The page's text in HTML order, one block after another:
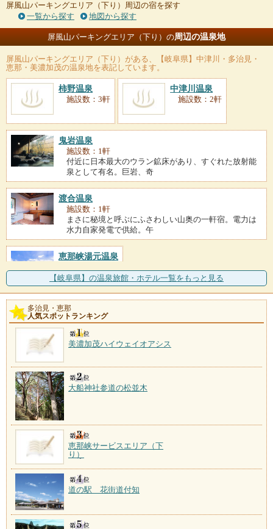
屏風山パーキングエリア（下り）周辺の宿を探す
一覧から探す
地図から探す
屏風山パーキングエリア（下り）の周辺の温泉地
屏風山パーキングエリア（下り） がある、【岐阜県】中津川・多治見・
恵那・美濃加茂の温泉地を表記しています。
柿野温泉
施設数：3軒
中津川温泉
施設数：2軒
鬼岩温泉
施設数：1軒
付近に日本最大のウラン鉱床があり、すぐれた放射能
泉として有名。巨岩、奇
渡合温泉
施設数：1軒
まさに秘境と呼ぶにふさわしい山奥の一軒宿。電力は
水力自家発電で供給。午
恵那峡湯元温泉
【岐阜県】の温泉旅館・ホテル一覧をもっと見る
多治見・恵那
人気スポットランキング
美濃加茂ハイウェイオアシス
大船神社参道の松並木
恵那峡サービスエリア（下
り）
道の駅 花街道付知